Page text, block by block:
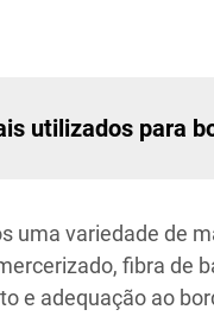
utilizados para
uma variedade de
fibra de
e adequação ao